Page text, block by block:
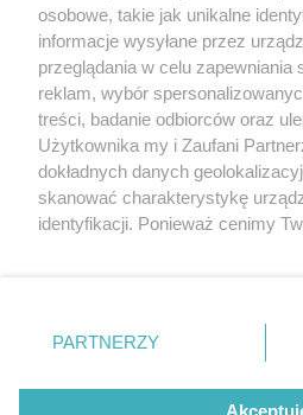
2 / 1
Nie zapomnij
zapoznać się z:
polityką prywatności
Twojemiasto
Piekary Śląskie
Chorzów
Tarnowskie Góry
Gliwice
osobowe, takie jak unikalne
informacje wysyłane przez
przeglądania w celu zapewniania
reklam, wybór
treści, badanie odbiorców oraz
Użytkownika my i Zaufani
dokładnych danych
skanować charakterystykę
identyfikacji. Ponieważ cenimy
prywatności znajdujący się w
. Niektóre rodzaje
zgody użytkownika, ale masz
takiemu przetwarzaniu.
PARTNERZY